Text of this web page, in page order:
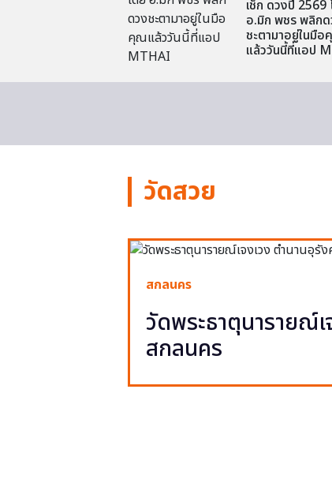
เช็ก ดวงปี 2569
อ.มิก พชร พลิก
ชะตามาอยู่ในมื
แล้ววันนี้ที่แอป
วัดสวย
สกลนคร
วัดพระธาตุนารายณ์
สกลนคร